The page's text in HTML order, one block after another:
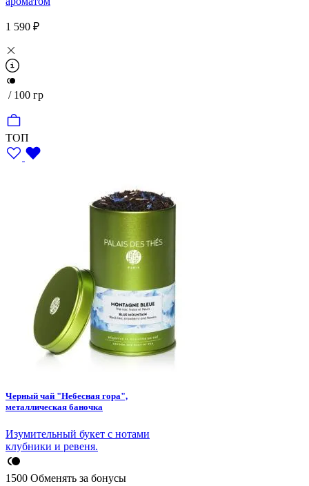
1 590 ₽
/ 100 гр
ТОП
Черный чай "Небесная гора",
металлическая баночка
Изумительный букет с нотами
клубники и ревеня.
1500 Обменять за бонусы